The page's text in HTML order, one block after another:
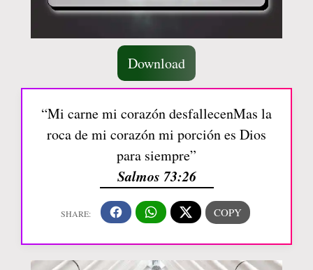
Download
“Mi carne mi corazón desfallecenMas la
roca de mi corazón mi porción es Dios
para siempre”
Salmos 73:26